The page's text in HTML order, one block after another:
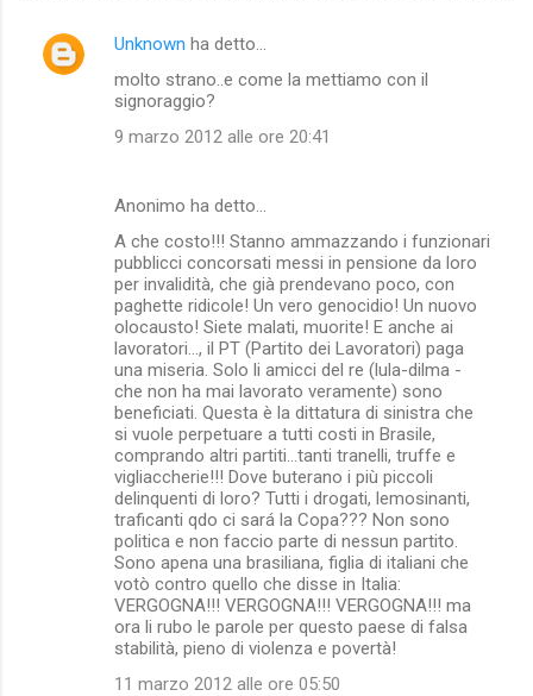
C
Unknown ha detto…
molto strano..e come la mettiamo con il
signoraggio?
9 marzo 2012 alle ore 20:41
Anonimo ha detto…
A che costo!!! Stanno ammazzando i funzionari
pubblicci concorsati messi in pensione da loro
per invalidità, che già prendevano poco, con
paghette ridicole! Un vero genocidio! Un nuovo
olocausto! Siete malati, muorite! E anche ai
lavoratori..., il PT (Partito dei Lavoratori) paga
una miseria. Solo li amicci del re (lula-dilma -
che non ha mai lavorato veramente) sono
beneficiati. Questa è la dittatura di sinistra che
si vuole perpetuare a tutti costi in Brasile,
comprando altri partiti...tanti tranelli, truffe e
vigliaccherie!!! Dove buterano i più piccoli
delinquenti di loro? Tutti i drogati, lemosinanti,
traficanti qdo ci sará la Copa??? Non sono
politica e non faccio parte di nessun partito.
Sono apena una brasiliana, figlia di italiani che
votò contro quello che disse in Italia:
VERGOGNA!!! VERGOGNA!!! VERGOGNA!!! ma
ora li rubo le parole per questo paese di falsa
stabilità, pieno di violenza e povertà!
11 marzo 2012 alle ore 05:50